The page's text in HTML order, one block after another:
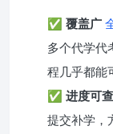
✅ 覆盖广
多个代学代
程几乎都能
✅ 进度可
提交补学，